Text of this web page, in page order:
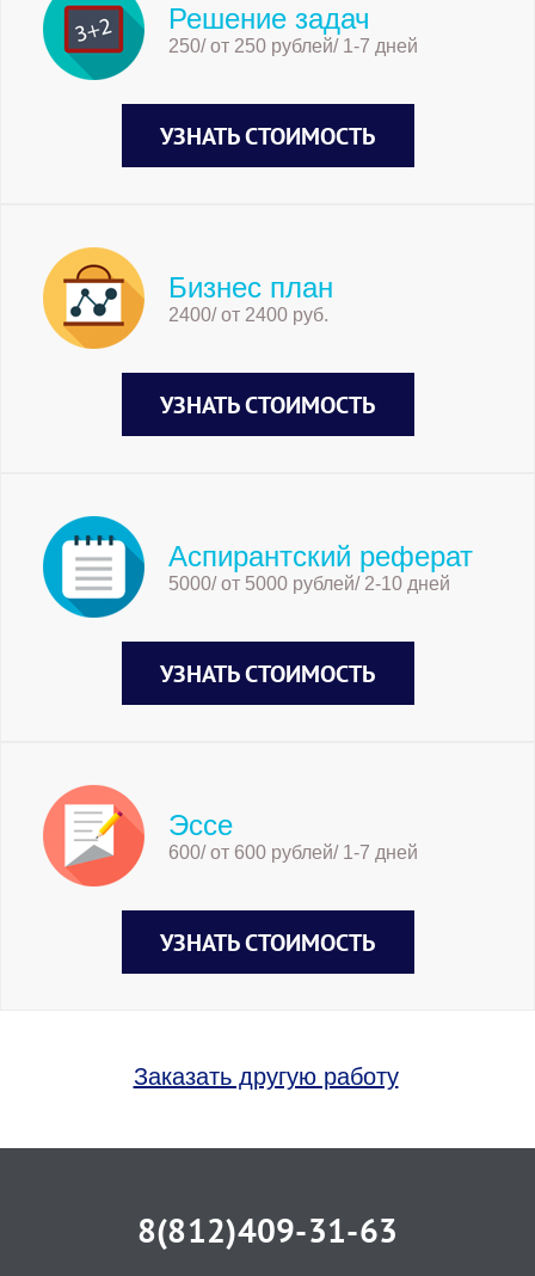
Решение задач
250/ от 250 рублей/ 1-7 дней
УЗНАТЬ СТОИМОСТЬ
Бизнес план
2400/ от 2400 руб.
УЗНАТЬ СТОИМОСТЬ
Аспирантский реферат
5000/ от 5000 рублей/ 2-10 дней
УЗНАТЬ СТОИМОСТЬ
Эссе
600/ от 600 рублей/ 1-7 дней
УЗНАТЬ СТОИМОСТЬ
Заказать другую работу
8(812)409-31-63